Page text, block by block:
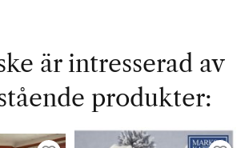
är intresserad av
produkter: